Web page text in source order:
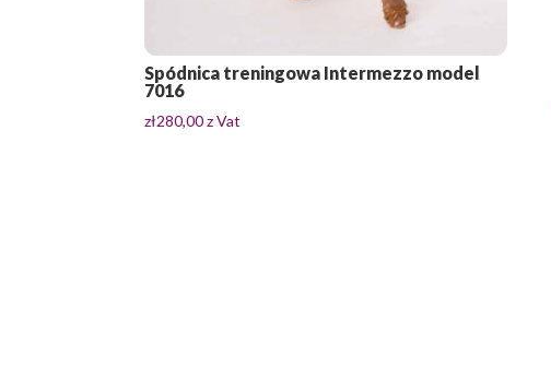
Spódnica treningowa Intermezzo model
7016
zł280,00z Vat